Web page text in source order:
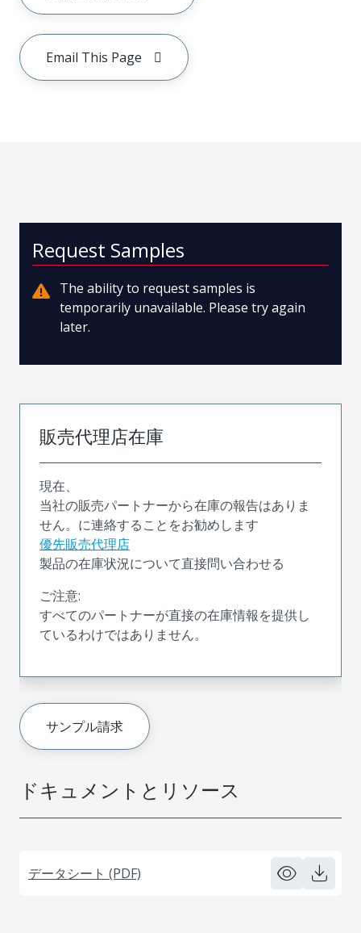
Email This Page
ドキュメントとリソース
データシート (PDF)
Request Samples
The ability to request samples is
temporarily unavailable. Please try again
later.
販売代理店在庫
現在、
当社の販売パートナーから在庫の報告はありま
せん。に連絡することをお勧めします
優先販売代理店
製品の在庫状況について直接問い合わせる
ご注意:
すべてのパートナーが直接の在庫情報を提供し
ているわけではありません。
サンプル請求